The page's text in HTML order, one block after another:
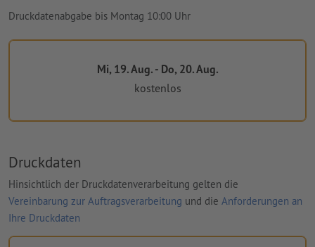
Druckdatenabgabe bis Montag 10:00 Uhr
Mi, 19. Aug. - Do, 20. Aug.
kostenlos
Druckdaten
Hinsichtlich der Druckdatenverarbeitung gelten die
Vereinbarung zur Auftragsverarbeitung und die Anforderungen an
Ihre Druckdaten